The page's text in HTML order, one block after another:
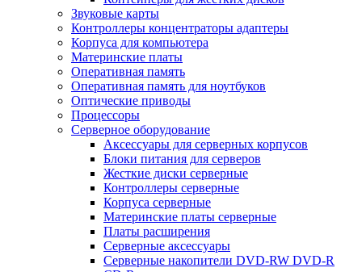
Звуковые карты
Контроллеры концентраторы адаптеры
Корпуса для компьютера
Материнские платы
Оперативная память
Оперативная память для ноутбуков
Оптические приводы
Процессоры
Серверное оборудование
Аксессуары для серверных корпусов
Блоки питания для серверов
Жесткие диски серверные
Контроллеры серверные
Корпуса серверные
Материнские платы серверные
Платы расширения
Серверные аксессуары
Серверные накопители DVD-RW DVD-R